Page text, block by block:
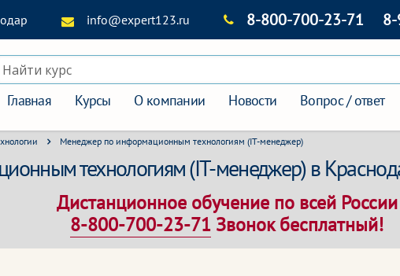
info@expert123.ru 8-800-700-23-71
Найти курс
Главная Курсы О компании Новости Вопрос / ответ
Менеджер по информационным технологиям (IT-менеджер)
технологиям (IT-менеджер) в
Дистанционное обучение по всей России
8-800-700-23-71 Звонок бесплатный!